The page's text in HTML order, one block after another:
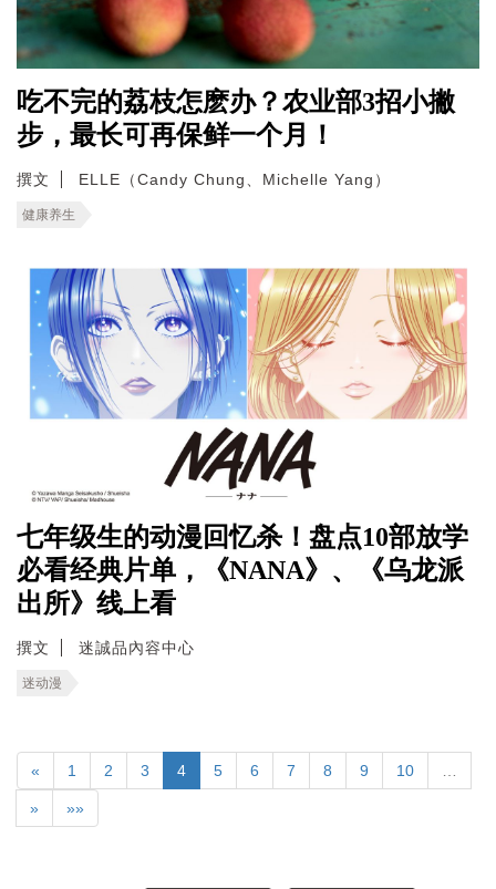
吃不完的荔枝怎麽办？农业部3招小撇
步，最长可再保鲜一个月！
撰文 ELLE（Candy Chung、Michelle Yang）
健康养生
七年级生的动漫回忆杀！盘点10部放学
必看经典片单，《NANA》、《乌龙派
出所》线上看
撰文 迷誠品內容中心
迷动漫
« 1 2 3 4 5 6 7 8 9 10
» »»